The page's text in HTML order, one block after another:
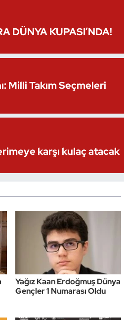
DÜNYA KUPASI’NDA!
Milli Takım Seçmeleri
karşı kulaç atacak
Yağız Kaan Erdoğmuş Dünya
Gençler 1 Numarası Oldu